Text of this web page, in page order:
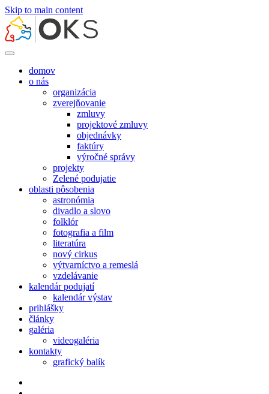
Skip to main content
domov
o nás
organizácia
zverejňovanie
zmluvy
projektové zmluvy
objednávky
faktúry
výročné správy
projekty
Zelené podujatie
oblasti pôsobenia
astronómia
divadlo a slovo
folklór
fotografia a film
literatúra
nový cirkus
výtvarníctvo a remeslá
vzdelávanie
kalendár podujatí
kalendár výstav
prihlášky
články
galéria
videogaléria
kontakty
grafický balík